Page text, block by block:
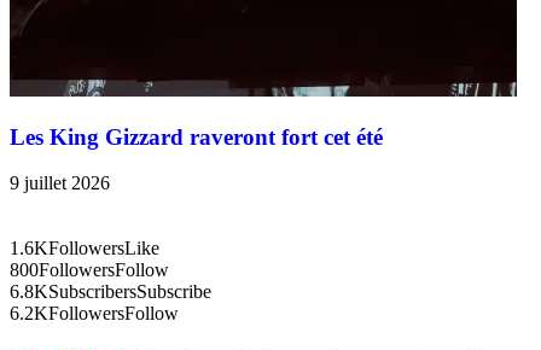
Les King Gizzard raveront fort cet été
9 juillet 2026
1.6KFollowersLike
800FollowersFollow
6.8KSubscribersSubscribe
6.2KFollowersFollow